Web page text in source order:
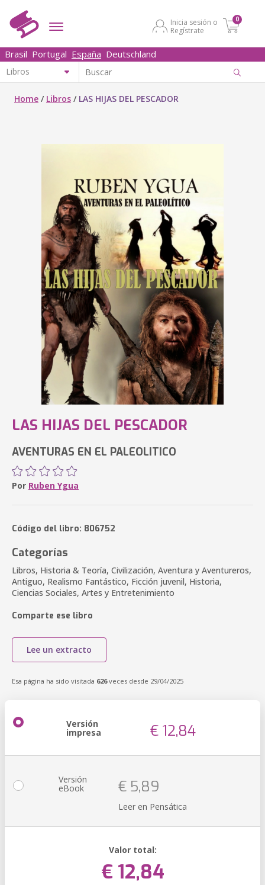
Inicia sesión o
Regístrate
0
Brasil Portugal España Deutschland
Home / Libros / LAS HIJAS DEL PESCADOR
LAS HIJAS DEL PESCADOR
AVENTURAS EN EL PALEOLITICO
Por Ruben Ygua
Código del libro: 806752
Categorías
Libros, Historia & Teoría, Civilización, Aventura y Aventureros,
Antiguo, Realismo Fantástico, Ficción juvenil, Historia,
Ciencias Sociales, Artes y Entretenimiento
Comparte ese libro
Lee un extracto
Esa página ha sido visitada 626veces desde 29/04/2025
Versión
impresa € 12,84
Versión
eBook € 5,89
Leer en Pensática
Valor total:
€ 12,84